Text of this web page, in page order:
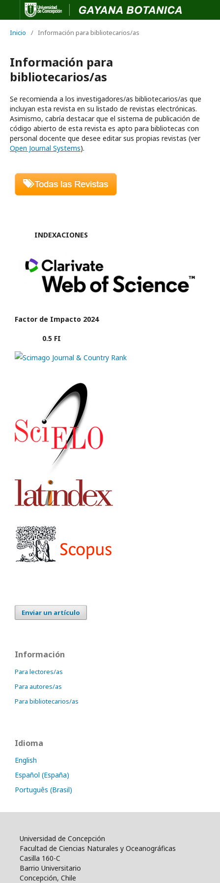
Inicio / Información para bibliotecarios/as
Información para
bibliotecarios/as
Se recomienda a los investigadores/as bibliotecarios/as que
incluyan esta revista en su listado de revistas electrónicas.
Asimismo, cabría destacar que el sistema de publicación de
código abierto de esta revista es apto para bibliotecas con
personal docente que desee editar sus propias revistas (ver
Open Journal Systems).
INDEXACIONES
Factor de Impacto 2024
0.5 FI
Enviar un artículo
Información
Para lectores/as
Para autores/as
Para bibliotecarios/as
Idioma
English
Español (España)
Português (Brasil)
Universidad de Concepción
Facultad de Ciencias Naturales y Oceanográficas
Casilla 160-C
Barrio Universitario
Concepción, Chile